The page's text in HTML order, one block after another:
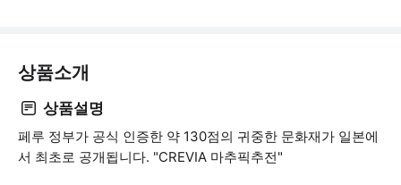
상품소개
상품설명
페루 정부가 공식 인증한 약 130점의 귀중한 문화재가 일본에
서 최초로 공개됩니다. "CREVIA 마추픽추전"